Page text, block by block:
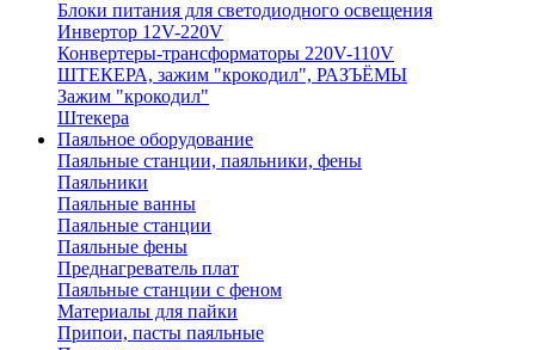
Блоки питания для светодиодного освещения
Инвертор 12V-220V
Конвертеры-трансформаторы 220V-110V
ШТЕКЕРА, зажим "крокодил", РАЗЪЁМЫ
Зажим "крокодил"
Штекера
Паяльное оборудование
Паяльные станции, паяльники, фены
Паяльники
Паяльные ванны
Паяльные станции
Паяльные фены
Преднагреватель плат
Паяльные станции с феном
Материалы для пайки
Припои, пасты паяльные